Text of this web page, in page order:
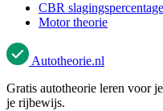
CBR slagingspercentage
Motor theorie
Autotheorie.nl
Gratis autotheorie leren voor
je rijbewijs.